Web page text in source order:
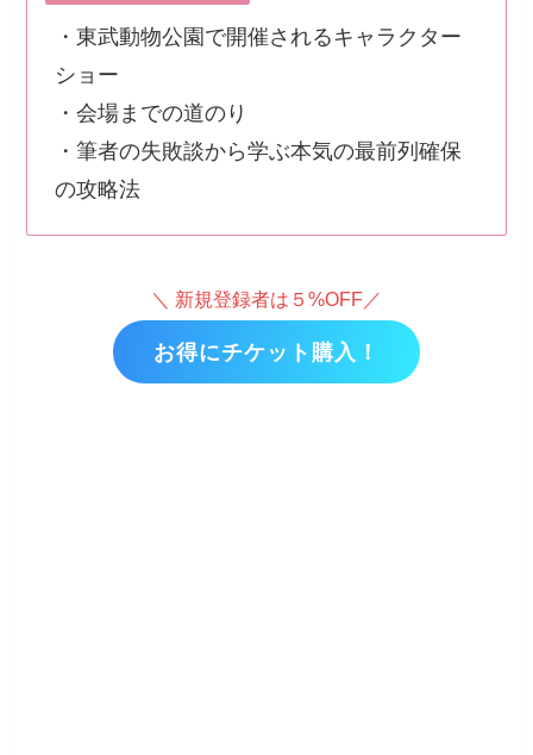
・東武動物公園で開催されるキャラクター
ショー
・会場までの道のり
・筆者の失敗談から学ぶ本気の最前列確保
の攻略法
＼ 新規登録者は５%OFF／
お得にチケット購入！